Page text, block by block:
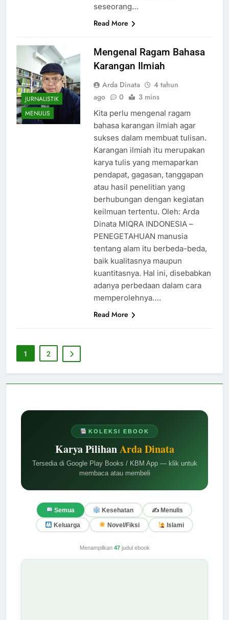
KOLEKSI EBOOK
Karya PilihanArda Dinata
Tersedia di Google Play Books / KBM App — klik untuk
membaca atau membeli
Semua Kesehatan ✍️ Menulis
Keluarga Novel/Fiksi Islami
Menampilkan 47judul ebook
seseorang…
Read More
JURNALISTIK
MENULIS
Mengenal Ragam Bahasa
Karangan Ilmiah
Arda Dinata
4 tahun
ago
0 3 mins
Kita perlu mengenal ragam
bahasa karangan ilmiah agar
sukses dalam membuat tulisan.
Karangan ilmiah itu merupakan
karya tulis yang memaparkan
pendapat, gagasan, tanggapan
atau hasil penelitian yang
berhubungan dengan kegiatan
keilmuan tertentu. Oleh: Arda
Dinata MIQRA INDONESIA –
PENEGETAHUAN manusia
tentang alam itu berbeda-beda,
baik kualitasnya maupun
kuantitasnya. Hal ini, disebabkan
adanya perbedaan dalam cara
memperolehnya….
Read More
1 2